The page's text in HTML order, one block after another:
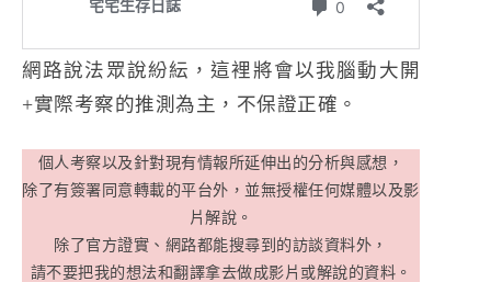
網路說法眾說紛紜，這裡將會以我腦動大開
+實際考察的推測為主，不保證正確。
個人考察以及針對現有情報所延伸出的分析與感想，
除了有簽署同意轉載的平台外，並無授權任何媒體以及影
片解說。
除了官方證實、網路都能搜尋到的訪談資料外，
請不要把我的想法和翻譯拿去做成影片或解說的資料。